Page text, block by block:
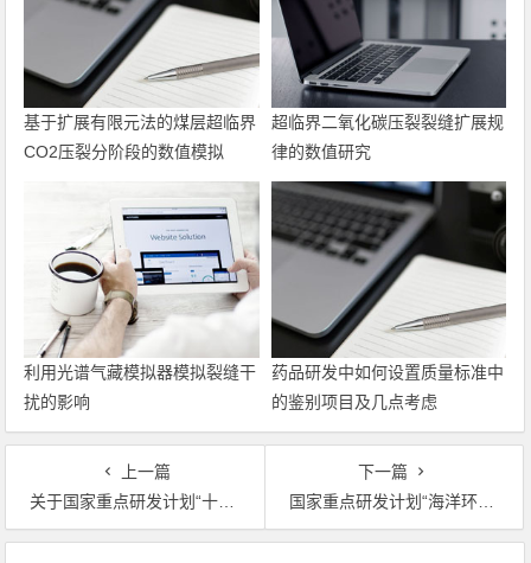
基于扩展有限元法的煤层超临界
CO2压裂分阶段的数值模拟
超临界二氧化碳压裂裂缝扩展规
律的数值研究
利用光谱气藏模拟器模拟裂缝干
扰的影响
药品研发中如何设置质量标准中
的鉴别项目及几点考虑
上一篇
关于国家重点研发计划“十四五”“新能源汽车”重点专项2021年度项目安排公示的通知
下一篇
国家重点研发计划“海洋环境安全保障与岛礁可持续发展”重点专项2021年度“揭榜挂帅”项目首轮评审专家名单公告